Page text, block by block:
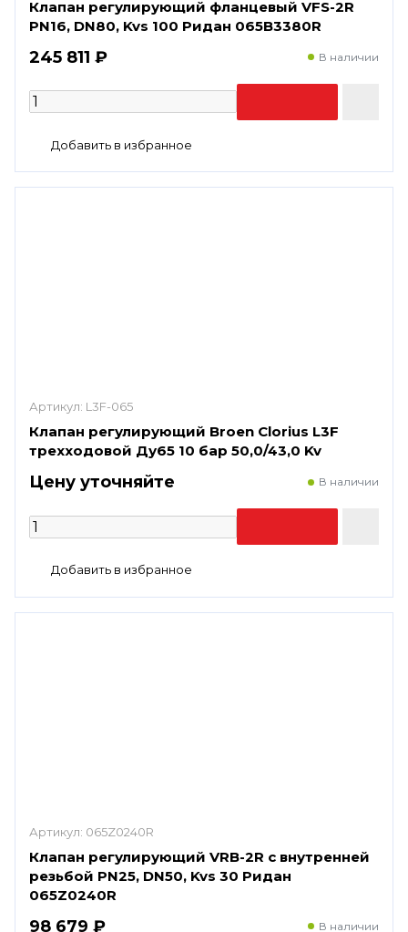
Клапан регулирующий фланцевый VFS-2R
PN16, DN80, Kvs 100 Ридан 065B3380R
245 811 ₽ В наличии
Артикул: L3F-065
Клапан регулирующий Broen Clorius L3F
трехходовой Ду65 10 бар 50,0/43,0 Kv
Цену уточняйте В наличии
Артикул: 065Z0240R
Клапан регулирующий VRB-2R с внутренней
резьбой PN25, DN50, Kvs 30 Ридан
065Z0240R
98 679 ₽ В наличии